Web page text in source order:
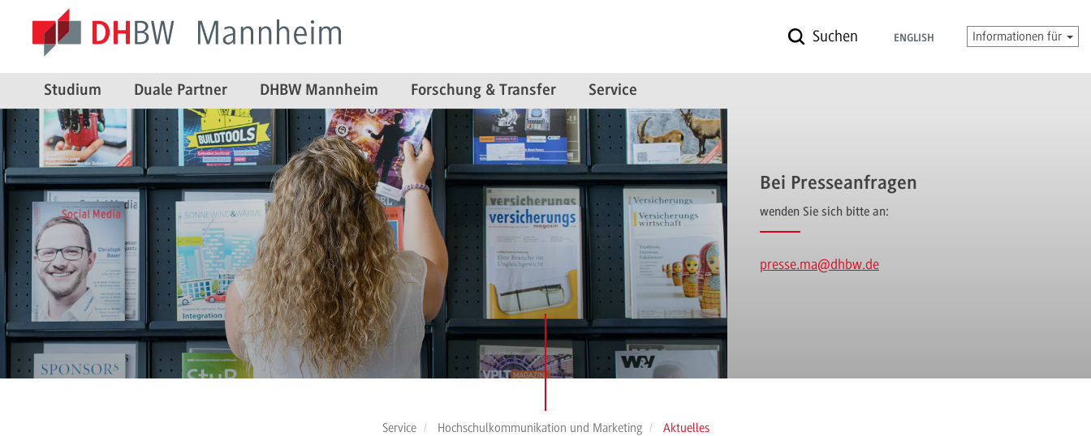
Suchen ENGLISH Informationen für
Studium Duale Partner DHBW Mannheim Forschung & Transfer Service
Bei Presseanfragen
wenden Sie sich bitte an:
presse.ma@dhbw.de
Service Hochschulkommunikation und Marketing Aktuelles